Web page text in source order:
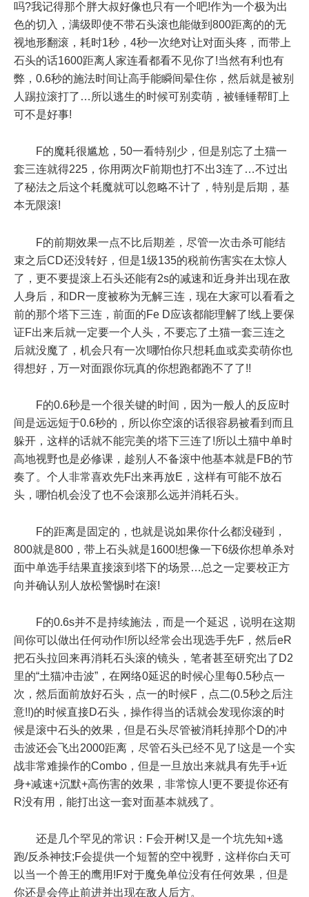
吗?我记得那个胖大叔好像也只有一个吧!作为一个极为出
色的切入，满级即使不带石头滚也能做到800距离的的无
视地形翻滚，耗时1秒，4秒一次绝对让对面头疼，而带上
石头的话1600距离人家连看都看不见你了!当然有利也有
弊，0.6秒的施法时间让高手能瞬间晕住你，然后就是被别
人踢拉滚打了…所以逃生的时候可别卖萌，被锤锤帮盯上
可不是好事!
F的魔耗很尴尬，50一看特别少，但是别忘了土猫一
套三连就得225，你用两次F前期也打不出3连了…不过出
了秘法之后这个耗魔就可以忽略不计了，特别是后期，基
本无限滚!
F的前期效果一点不比后期差，尽管一次击杀可能结
束之后CD还没转好，但是1级135的税前伤害实在太惊人
了，更不要提滚上石头还能有2s的减速和近身并出现在敌
人身后，和DR一度被称为无解三连，现在大家可以看看之
前的那个塔下三连，前面的Fe D应该都能理解了!线上要保
证F出来后就一定要一个人头，不要忘了土猫一套三连之
后就没魔了，机会只有一次!哪怕你只想耗血或卖卖萌你也
得想好，万一对面跟你玩真的你想跑都跑不了了!!
F的0.6秒是一个很关键的时间，因为一般人的反应时
间是远远短于0.6秒的，所以你空滚的话很容易被看到而且
躲开，这样的话就不能完美的塔下三连了!所以土猫中单时
高地视野也是必修课，趁别人不备滚中他基本就是FB的节
奏了。个人非常喜欢先F出来再放E，这样有可能不放石
头，哪怕机会没了也不会滚那么远并消耗石头。
F的距离是固定的，也就是说如果你什么都没碰到，
800就是800，带上石头就是1600!想像一下6级你想单杀对
面中单选手结果直接滚到塔下的场景…总之一定要校正方
向并确认别人放松警惕时在滚!
F的0.6s并不是持续施法，而是一个延迟，说明在这期
间你可以做出任何动作!所以经常会出现选手先F，然后eR
把石头拉回来再消耗石头滚的镜头，笔者甚至研究出了D2
里的“土猫冲击波”，在网络0延迟的时候心里每0.5秒点一
次，然后面前放好石头，点一的时候F，点二(0.5秒之后注
意!!)的时候直接D石头，操作得当的话就会发现你滚的时
候是滚中石头的效果，但是石头尽管被消耗掉那个D的冲
击波还会飞出2000距离，尽管石头已经不见了!这是一个实
战非常难操作的Combo，但是一旦放出来就具有先手+近
身+减速+沉默+高伤害的效果，非常惊人!更不要提你还有
R没有用，能打出这一套对面基本就残了。
还是几个罕见的常识：F会开树!又是一个坑先知+逃
跑/反杀神技;F会提供一个短暂的空中视野，这样你白天可
以当一个兽王的鹰用!F对于魔免单位没有任何效果，但是
你还是会停止前进并出现在敌人后方。